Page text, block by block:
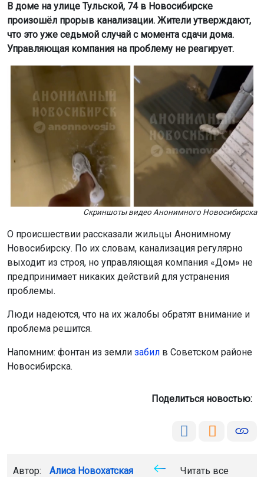
В доме на улице Тульской, 74 в Новосибирске
произошёл прорыв канализации. Жители утверждают,
что это уже седьмой случай с момента сдачи дома.
Управляющая компания на проблему не реагирует.
Скриншоты видео Анонимного Новосибирска
О происшествии рассказали жильцы Анонимному
Новосибирску. По их словам, канализация регулярно
выходит из строя, но управляющая компания «Дом» не
предпринимает никаких действий для устранения
проблемы.
Люди надеются, что на их жалобы обратят внимание и
проблема решится.
Напомним: фонтан из земли забил в Советском районе
Новосибирска.
Поделиться новостью:
Автор: Алиса Новохатская
Читать все